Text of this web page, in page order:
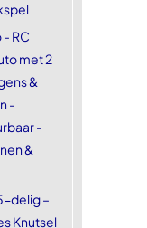
RC
met 2
&
-
-
&
delig –
Knutsel